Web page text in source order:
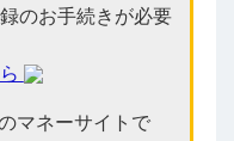
のお手続きが必要
マネーサイトで